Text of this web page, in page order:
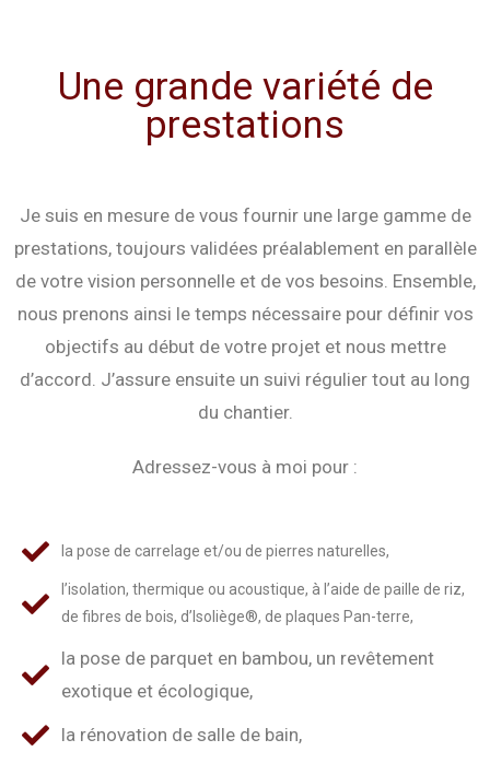
Une grande variété de
prestations
Je suis en mesure de vous fournir une large gamme de
prestations, toujours validées préalablement en parallèle
de votre vision personnelle et de vos besoins. Ensemble,
nous prenons ainsi le temps nécessaire pour définir vos
objectifs au début de votre projet et nous mettre
d’accord. J’assure ensuite un suivi régulier tout au long
du chantier.
Adressez-vous à moi pour :
la pose de carrelage et/ou de pierres naturelles,
l’isolation, thermique ou acoustique, à l’aide de paille de riz,
de fibres de bois, d’Isoliège®, de plaques Pan-terre,
la pose de parquet en bambou, un revêtement
exotique et écologique,
la rénovation de salle de bain,